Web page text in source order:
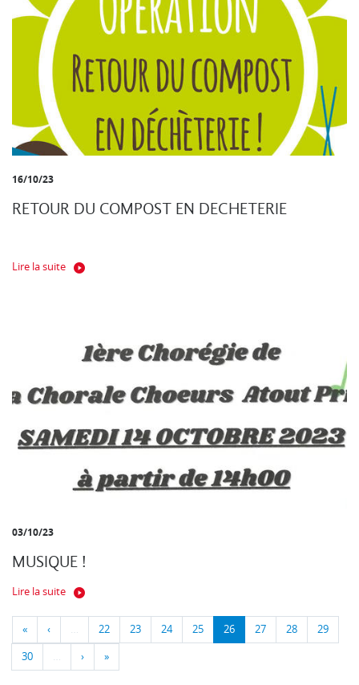
16/10/23
RETOUR DU COMPOST EN DECHETERIE
Lire la suite
03/10/23
MUSIQUE !
Lire la suite
« ‹ … 22 23 24 25 26 27 28 29
30 … › »